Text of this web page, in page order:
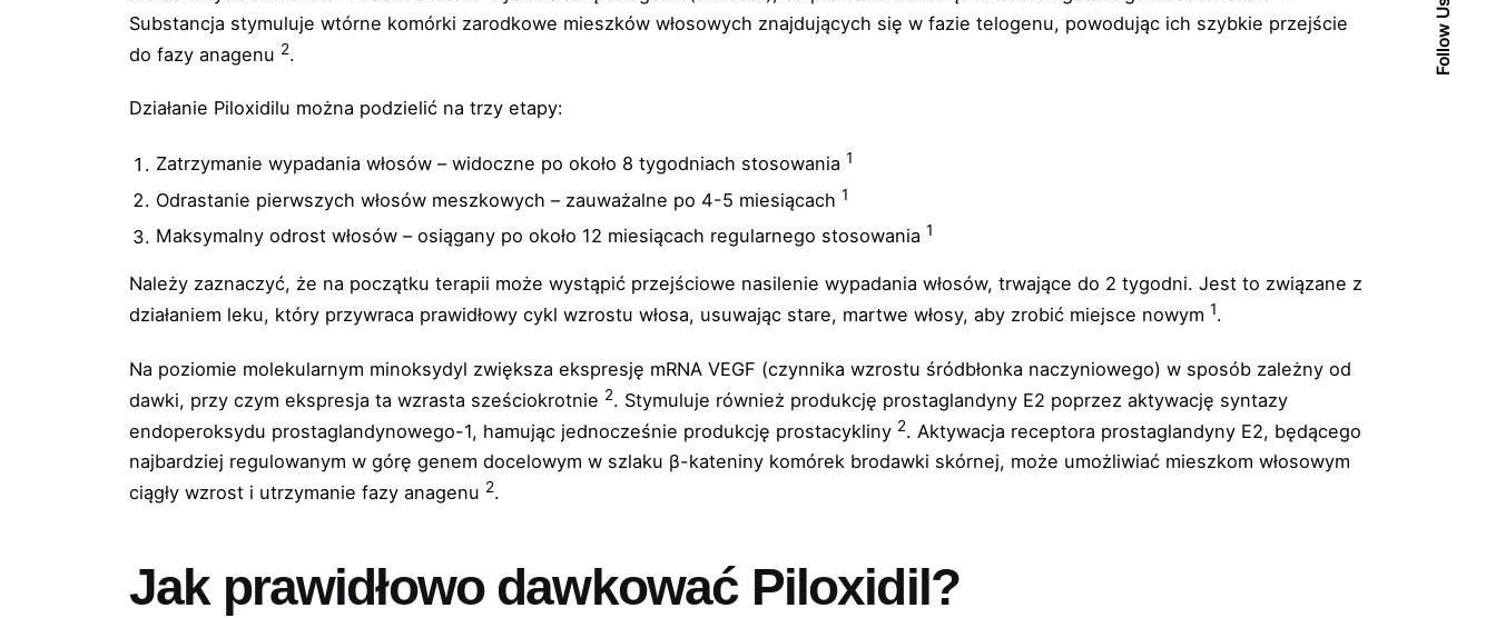
Follow Us
Substancja stymuluje wtórne komórki zarodkowe mieszków włosowych znajdujących się w fazie telogenu, powodując ich szybkie przejście
do fazy anagenu 2.
Działanie Piloxidilu można podzielić na trzy etapy:
Zatrzymanie wypadania włosów – widoczne po około 8 tygodniach stosowania 1
Odrastanie pierwszych włosów meszkowych – zauważalne po 4-5 miesiącach 1
Maksymalny odrost włosów – osiągany po około 12 miesiącach regularnego stosowania 1
Należy zaznaczyć, że na początku terapii może wystąpić przejściowe nasilenie wypadania włosów, trwające do 2 tygodni. Jest to związane z
działaniem leku, który przywraca prawidłowy cykl wzrostu włosa, usuwając stare, martwe włosy, aby zrobić miejsce nowym 1.
Na poziomie molekularnym minoksydyl zwiększa ekspresję mRNA VEGF (czynnika wzrostu śródbłonka naczyniowego) w sposób zależny od
dawki, przy czym ekspresja ta wzrasta sześciokrotnie 2. Stymuluje również produkcję prostaglandyny E2 poprzez aktywację syntazy
endoperoksydu prostaglandynowego-1, hamując jednocześnie produkcję prostacykliny 2. Aktywacja receptora prostaglandyny E2, będącego
najbardziej regulowanym w górę genem docelowym w szlaku β-kateniny komórek brodawki skórnej, może umożliwiać mieszkom włosowym
ciągły wzrost i utrzymanie fazy anagenu 2.
Jak prawidłowo dawkować Piloxidil?